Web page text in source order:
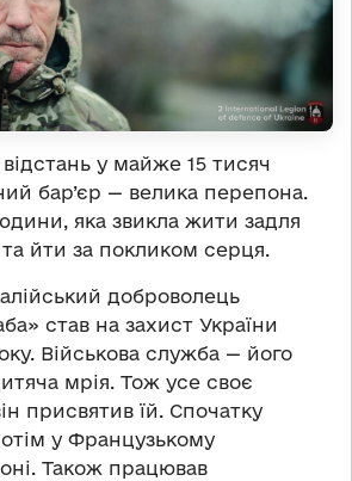
у майже 15 тисяч
бар’єр — велика перепона.
яка звикла жити задля
йти за покликом серця.
доброволець
став на захист України
Військова служба — його
мрія. Тож усе своє
присвятив їй. Спочатку
у Французькому
Також працював